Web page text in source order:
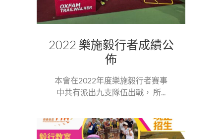
2022 樂施毅行者成績公
佈
本會在2022年度樂施毅行者賽事
中共有派出九支隊伍出戰， 所...